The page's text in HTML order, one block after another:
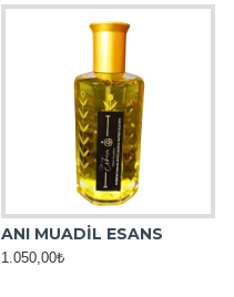
ANI MUADİL ESANS
1.050,00₺